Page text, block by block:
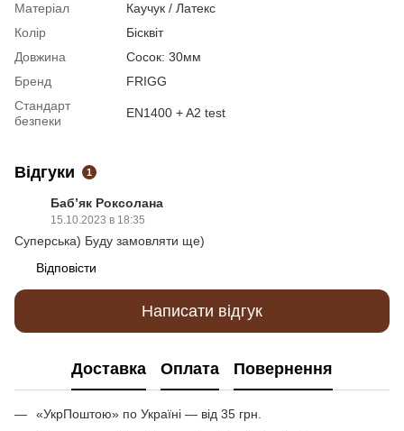
Матеріал
Каучук / Латекс
Колір
Бісквіт
Довжина
Сосок: 30мм
Бренд
FRIGG
Стандарт
безпеки
EN1400 + A2 test
Відгуки 1
Баб’як Роксолана
15.10.2023 в 18:35
Суперська) Буду замовляти ще)
Відповісти
Написати відгук
Доставка Оплата Повернення
«УкрПоштою» по Україні — від 35 грн.